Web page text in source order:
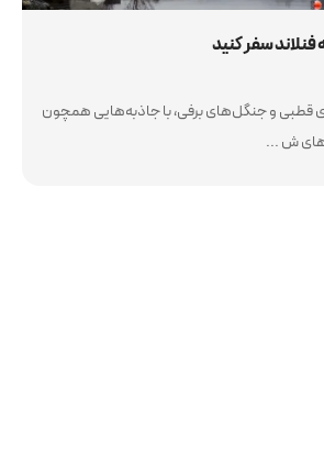
قطبی و جنگل‌های برفی، با جاذبه‌هایی همچون
ش ...